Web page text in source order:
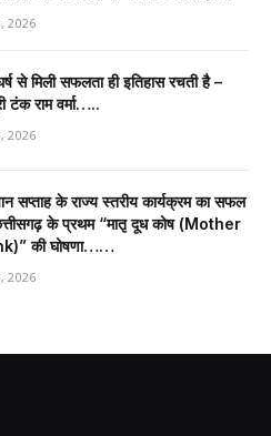
2026
से मिली सफलता ही इतिहास रचती है –
टंक राम वर्मा…..
2026
सप्ताह के राज्य स्तरीय कार्यक्रम का सफल
के प्रथम “मातृ दूध कोष (Mother
की घोषणा……
2026